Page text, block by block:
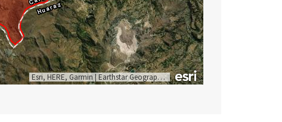
Esri, HERE, Garmin |Earthstar Geographics